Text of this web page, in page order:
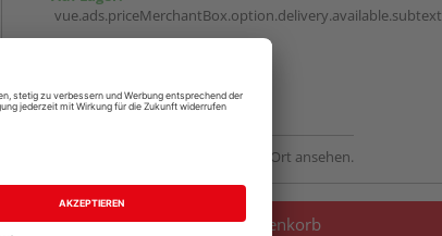
vue.ads.priceMerchantBox.option.delivery.available.subtext
Auf Lager:Abholung möglich
Verfügbar in der Ausstellung - vor Ort ansehen.
In den Warenkorb